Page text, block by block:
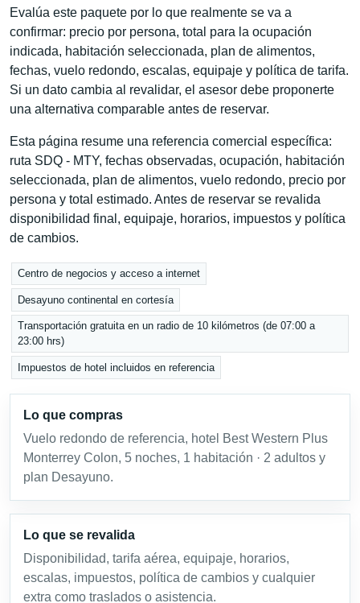
Evalúa este paquete por lo que realmente se va a
confirmar: precio por persona, total para la ocupación
indicada, habitación seleccionada, plan de alimentos,
fechas, vuelo redondo, escalas, equipaje y política de tarifa.
Si un dato cambia al revalidar, el asesor debe proponerte
una alternativa comparable antes de reservar.
Esta página resume una referencia comercial específica:
ruta SDQ - MTY, fechas observadas, ocupación, habitación
seleccionada, plan de alimentos, vuelo redondo, precio por
persona y total estimado. Antes de reservar se revalida
disponibilidad final, equipaje, horarios, impuestos y política
de cambios.
Centro de negocios y acceso a internet
Desayuno continental en cortesía
Transportación gratuita en un radio de 10 kilómetros (de 07:00 a
23:00 hrs)
Impuestos de hotel incluidos en referencia
Lo que compras
Vuelo redondo de referencia, hotel Best Western Plus
Monterrey Colon, 5 noches, 1 habitación · 2 adultos y
plan Desayuno.
Lo que se revalida
Disponibilidad, tarifa aérea, equipaje, horarios,
escalas, impuestos, política de cambios y cualquier
extra como traslados o asistencia.